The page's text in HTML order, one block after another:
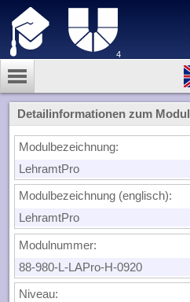
4
Detailinformationen zum Modul
Modulbezeichnung:
LehramtPro
Modulbezeichnung (englisch):
LehramtPro
Modulnummer:
88-980-L-LAPro-H-0920
Niveau: